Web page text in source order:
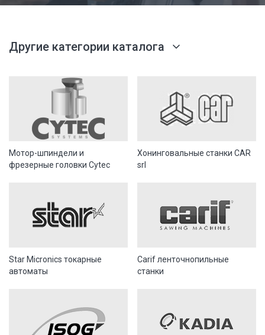
Другие категории каталога
Мотор-шпиндели и
фрезерные головки Cytec
Хонинговальные станки CAR
srl
Star Micronics токарные
автоматы
Carif ленточнопильные
станки